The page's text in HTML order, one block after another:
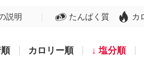
説明 たんぱく質 カ
カロリー順 塩分順